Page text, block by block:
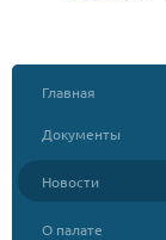
Главная
Документы
Новости
О палате